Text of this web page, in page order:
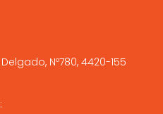
Nº780, 4420-155